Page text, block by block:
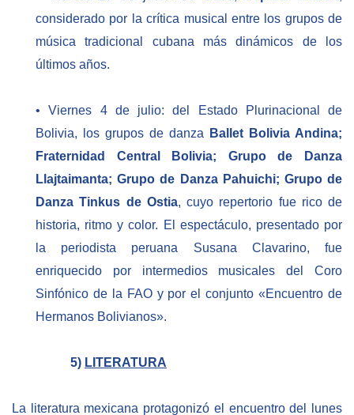
considerado por la crítica musical entre los grupos de
música tradicional cubana más dinámicos de los
últimos años.
• Viernes 4 de julio: del Estado Plurinacional de
Bolivia, los grupos de danza
Ballet Bolivia Andina;
Fraternidad Central Bolivia; Grupo de Danza
Llajtaimanta; Grupo de Danza Pahuichi; Grupo de
Danza Tinkus de Ostia, cuyo repertorio fue rico de
historia, ritmo y color. El espectáculo, presentado por
la periodista peruana Susana Clavarino, fue
enriquecido por intermedios musicales del Coro
Sinfónico de la FAO y por el conjunto «Encuentro de
Hermanos Bolivianos».
5) LITERATURA
La literatura mexicana protagonizó el encuentro del lunes